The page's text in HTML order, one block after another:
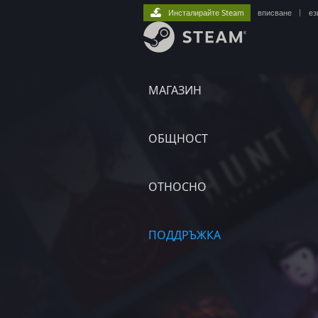
МАГАЗИН
ОБЩНОСТ
ОТНОСНО
ПОДДРЪЖКА
Инсталирайте Steam вписване